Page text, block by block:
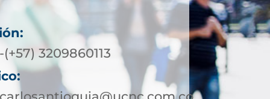
(+57) 3209860113